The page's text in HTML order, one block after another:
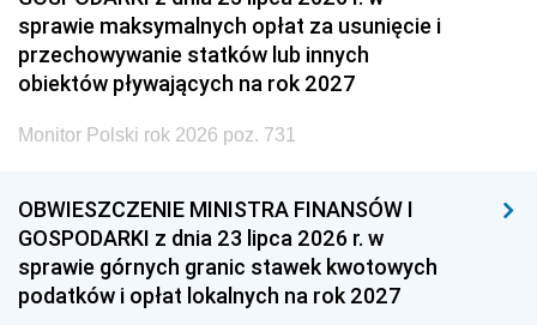
sprawie maksymalnych opłat za usunięcie i
przechowywanie statków lub innych
obiektów pływających na rok 2027
Monitor Polski rok 2026 poz. 731
OBWIESZCZENIE MINISTRA FINANSÓW I
GOSPODARKI z dnia 23 lipca 2026 r. w
sprawie górnych granic stawek kwotowych
podatków i opłat lokalnych na rok 2027